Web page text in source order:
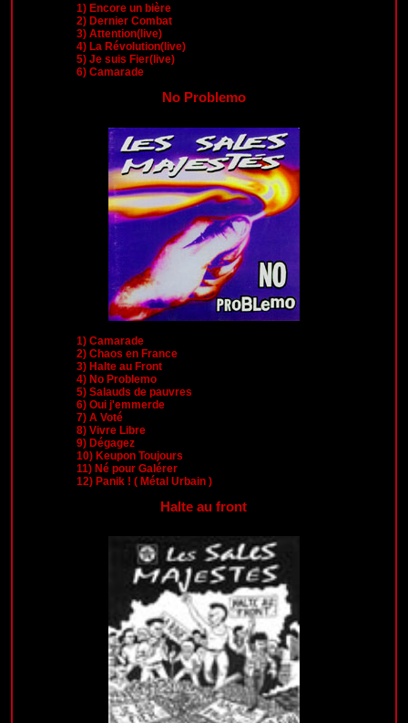
1) Encore un bière
2) Dernier Combat
3) Attention(live)
4) La Révolution(live)
5) Je suis Fier(live)
6) Camarade
No Problemo
1) Camarade
2) Chaos en France
3) Halte au Front
4) No Problemo
5) Salauds de pauvres
6) Oui j'emmerde
7) A Voté
8) Vivre Libre
9) Dégagez
10) Keupon Toujours
11) Né pour Galérer
12) Panik ! ( Métal Urbain )
Halte au front